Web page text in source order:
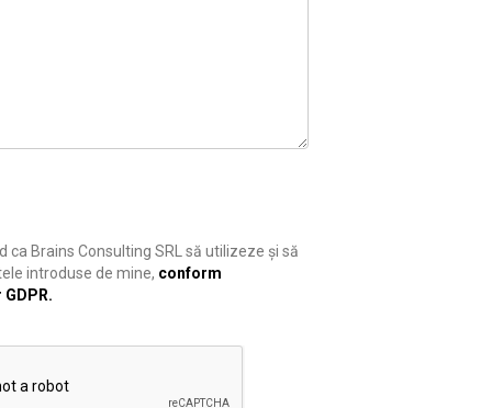
ca Brains Consulting SRL să utilizeze și să
introduse de mine, conform